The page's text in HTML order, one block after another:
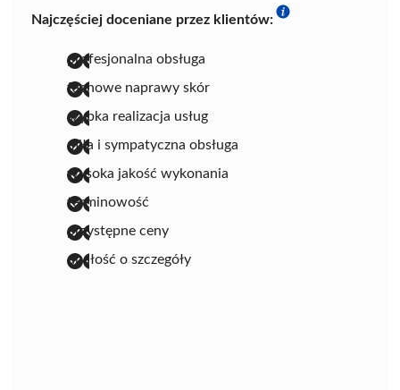
Najczęściej doceniane przez klientów:
profesjonalna obsługa
fachowe naprawy skór
szybka realizacja usług
miła i sympatyczna obsługa
wysoka jakość wykonania
terminowość
przystępne ceny
dbałość o szczegóły